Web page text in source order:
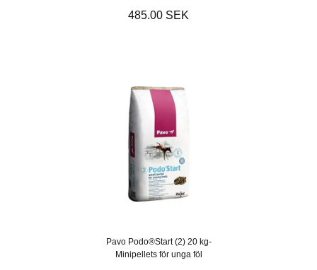
485.00 SEK
Pavo Podo®Start (2) 20 kg-
Minipellets för unga föl